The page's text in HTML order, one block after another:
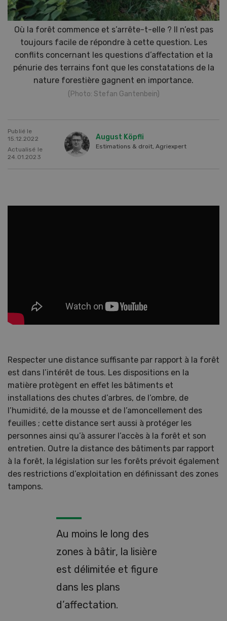
Où la forêt commence et s’arrête-t-elle ? Il n’est pas
toujours facile de répondre à cette question. Les
conflits concernant les questions d’affectation et la
pénurie des terrains font que les constatations de la
nature forestière gagnent en importance.
(Photo: Stefan Gantenbein)
Publié le
15.12.2022
Actualisé le
24.01.2023
August Köpfli
Estimations & droit, Agriexpert
Respecter une distance suffisante par rapport à la forêt
est dans l’intérêt de tous. Les dispositions en la
matière protègent en effet les bâtiments et
installations des chutes d’arbres, de l’ombre, de
l’humidité, de la mousse et de l’amoncellement des
feuilles ; cette distance sert aussi à protéger les
personnes ainsi qu’à assurer l’accès à la forêt et son
entretien. Outre la distance des bâtiments par rapport
à la forêt, la législation sur les forêts prévoit également
des restrictions d’exploitation en définissant des zones
tampons.
Au moins le long des
zones à bâtir, la lisière
est délimitée et figure
dans les plans
d’affectation.